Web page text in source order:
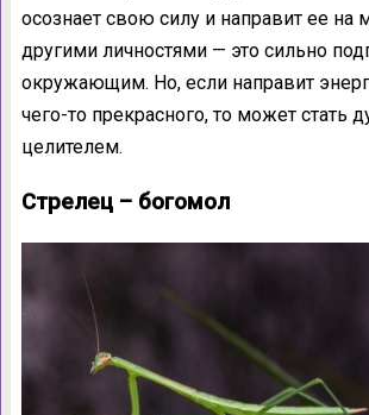
осознает свою силу и направит ее на
другими личностями — это сильно
окружающим. Но, если направит
чего-то прекрасного, то может стать
целителем.
Стрелец – богомол